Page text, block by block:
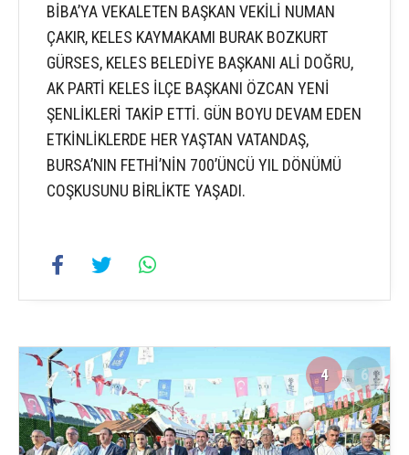
BİBA’YA VEKALETEN BAŞKAN VEKİLİ NUMAN
ÇAKIR, KELES KAYMAKAMI BURAK BOZKURT
GÜRSES, KELES BELEDİYE BAŞKANI ALİ DOĞRU,
AK PARTİ KELES İLÇE BAŞKANI ÖZCAN YENİ
ŞENLİKLERİ TAKİP ETTİ. GÜN BOYU DEVAM EDEN
ETKİNLİKLERDE HER YAŞTAN VATANDAŞ,
BURSA’NIN FETHİ’NİN 700’ÜNCÜ YIL DÖNÜMÜ
COŞKUSUNU BİRLİKTE YAŞADI.
4 6